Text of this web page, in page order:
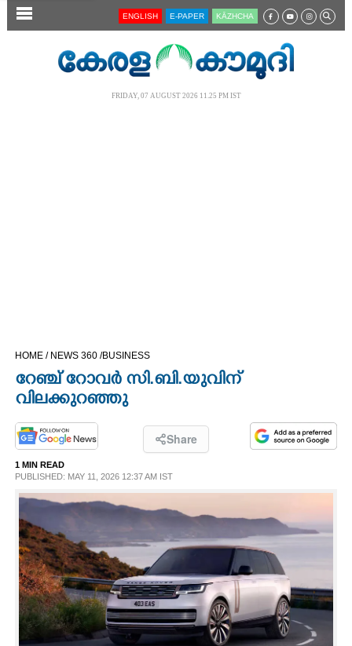
SECTIONS
LIFESTYLE
SPIRITUAL
INFO+
ART
ENGLISH E-PAPER KĀZHCHA
FRIDAY, 07 AUGUST 2026 11.25 PM IST
HOME / NEWS 360 /BUSINESS
റേഞ്ച് റോവർ സി.ബി.യുവിന്
വിലക്കുറഞ്ഞു
Share
1 MIN READ
PUBLISHED: MAY 11, 2026 12:37 AM IST